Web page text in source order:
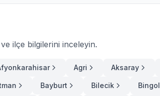
ilçe bilgilerini inceleyin.
Agri Aksaray
Bayburt Bilecik Bingol